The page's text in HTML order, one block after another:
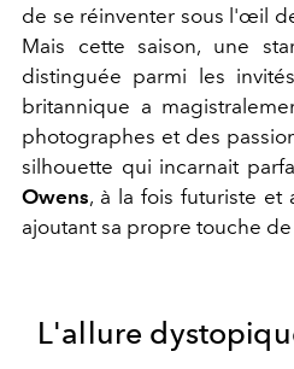
de se réinventer sous l'œil
Mais cette saison, une
distinguée parmi les
britannique a
photographes et des
silhouette qui incarnait
Owens, à la fois futuriste et
ajoutant sa propre touche
L'allure